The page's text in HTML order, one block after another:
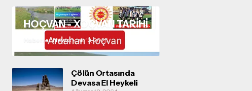
HOÇVAN - XOÇVAN TARİHİ
Haberler NewsOcak 13, 2025
Çölün Ortasında
Devasa El Heykeli